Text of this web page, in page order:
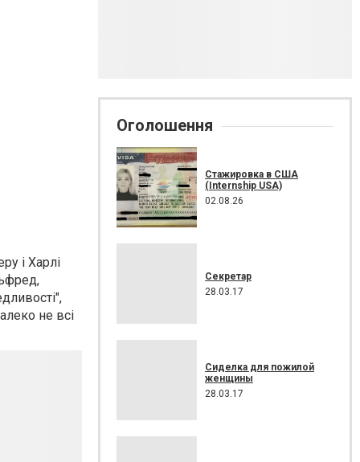
і Харлі
не всі
Оголошення
Стажировка в США
(Internship USA)
02.08.26
Секретар
28.03.17
Сиделка для пожилой
женщины
28.03.17